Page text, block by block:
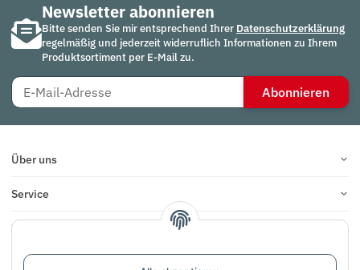
Newsletter abonnieren
Bitte senden Sie mir entsprechend Ihrer Datenschutzerklärung
regelmäßig und jederzeit widerruflich Informationen zu Ihrem
Produktsortiment per E-Mail zu.
Abonnieren
Über uns
Service
Infos
Bewertungen